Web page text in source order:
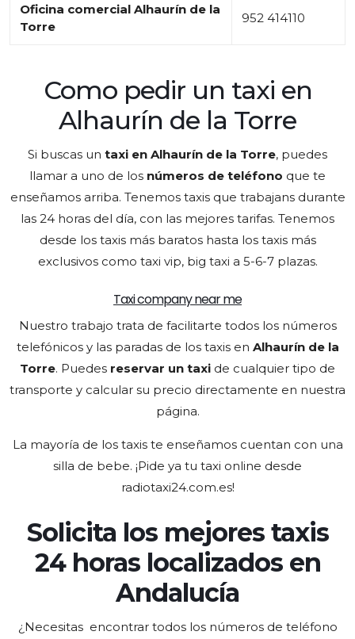
Oficina comercial Alhaurín de la
Torre
952 414110
Como pedir un taxi en
Alhaurín de la Torre
Si buscas un taxi en Alhaurín de la Torre, puedes
llamar a uno de los números de teléfono que te
enseñamos arriba. Tenemos taxis que trabajans durante
las 24 horas del día, con las mejores tarifas. Tenemos
desde los taxis más baratos hasta los taxis más
exclusivos como taxi vip, big taxi a 5-6-7 plazas.
Taxi company near me
Nuestro trabajo trata de facilitarte todos los números
telefónicos y las paradas de los taxis en Alhaurín de la
Torre. Puedes reservar un taxi de cualquier tipo de
transporte y calcular su precio directamente en nuestra
página.
La mayoría de los taxis te enseñamos cuentan con una
silla de bebe. ¡Pide ya tu taxi online desde
radiotaxi24.com.es!
Solicita los mejores taxis
24 horas localizados en
Andalucía
¿Necesitas encontrar todos los números de teléfono